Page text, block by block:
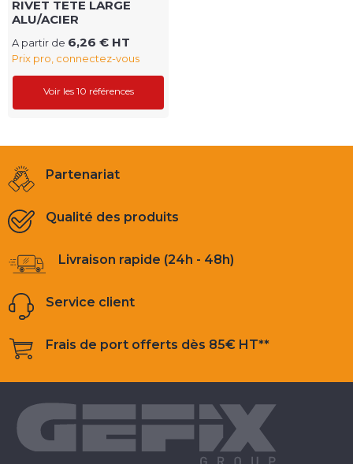
RIVET TETE LARGE
ALU/ACIER
A partir de 6,26 € HT
Prix pro, connectez-vous
Voir les 10 références
Partenariat
Qualité des produits
Livraison rapide (24h - 48h)
Service client
Frais de port offerts dès 85€ HT**